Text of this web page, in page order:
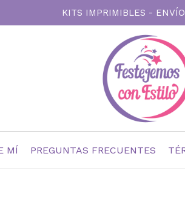
KITS IMPRIMIBLES -
MÍ PREGUNTAS FRECUENTES